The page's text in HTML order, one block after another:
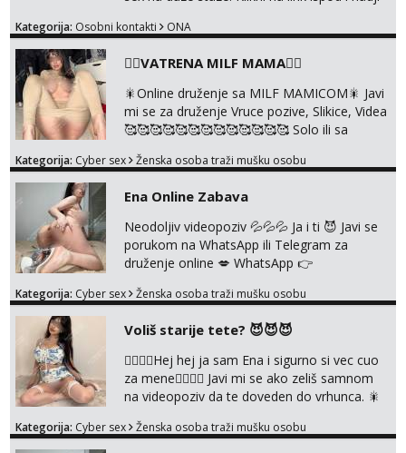
Kategorija: Osobni kontakti ONA
❤️‍🔥VATRENA MILF MAMA❤️‍🔥
🎇Online druženje sa MILF MAMICOM🎇 Javi
mi se za druženje Vruce pozive, Slikice, Videa
🥰🥰🥰🥰🥰🥰🥰🥰🥰🥰🥰🥰🥰 Solo ili sa
WhatsApp ili Telegram WhatsApp 👉
@enafriedrichkis 🤬NE RADIM SASTANKE I
DRUZENJA UZIVO🤬
Kategorija: Cyber sex Ženska osoba traži mušku osobu
Ena Online Zabava
Neodoljiv videopoziv 💦💦💦 Ja i ti 😈 Javi se
porukom na WhatsApp ili Telegram za
druženje online 💋 WhatsApp 👉
@enafriedrichkis NEE radimo sastnke uzivo
Kategorija: Cyber sex Ženska osoba traži mušku osobu
Voliš starije tete? 😈😈😈
❤️‍🔥❤️‍🔥Hej hej ja sam Ena i sigurno si vec cuo
za mene❤️‍🔥❤️‍🔥 Javi mi se ako zeliš samnom
na videopoziv da te doveden do vrhunca. 🎇
@enafriedrichkis Radim samo ONLINE I
Kategorija: Cyber sex Ženska osoba traži mušku osobu